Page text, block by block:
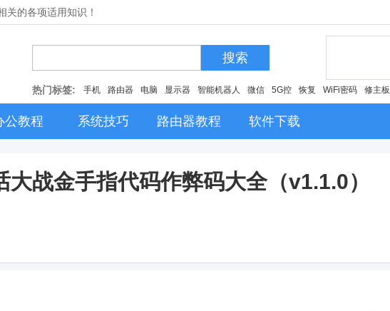
关的各项适用知识！
搜索
热门标签: 手机 路由器 电脑 显示器 智能机器人 微信 5G控 恢复 WiFi密码 修主板
公教程 系统技巧 路由器教程 软件下载
战金手指代码作弊码大全（v1.1.0）